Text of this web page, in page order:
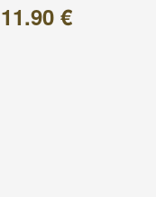
11.90 €